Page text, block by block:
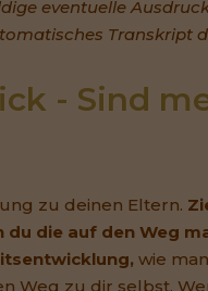
eventuelle
Transkript
- Sind
zu deinen Eltern.
du die auf den Weg
wie
Weg zu dir selbst.